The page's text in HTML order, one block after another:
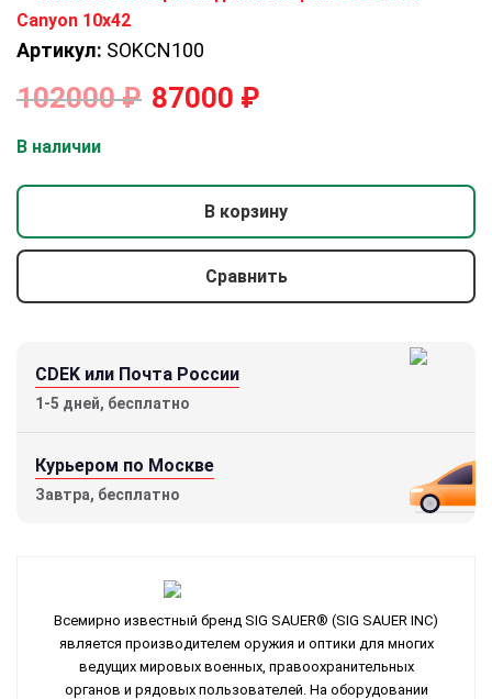
Артикул: SOKCN100
102000₽ 87000 ₽
В наличии
В корзину
Сравнить
CDEK или Почта России
1-5 дней, бесплатно
Курьером по Москве
Завтра, бесплатно
Всемирно известный бренд SIG SAUER® (SIG SAUER INC)
является производителем оружия и оптики для многих
ведущих мировых военных, правоохранительных
органов и рядовых пользователей. На оборудовании